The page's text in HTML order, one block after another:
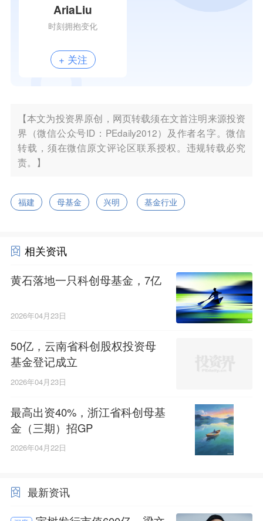
AriaLiu
时刻拥抱变化
+ 关注
【本文为投资界原创，网页转载须在文首注明来源投资
界（微信公众号ID：PEdaily2012）及作者名字。微信
转载，须在微信原文评论区联系授权。违规转载必究
责。】
福建 母基金 兴明 基金行业
相关资讯
黄石落地一只科创母基金，7亿
2026年04月23日
50亿，云南省科创股权投资母
基金登记成立
2026年04月23日
最高出资40%，浙江省科创母基
金（三期）招GP
2026年04月22日
最新资讯